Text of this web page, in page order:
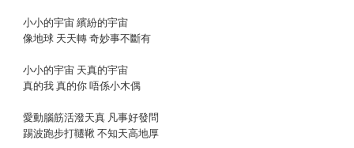
小小的宇宙 繽紛的宇宙
像地球 天天轉 奇妙事不斷有
小小的宇宙 天真的宇宙
真的我 真的你 唔係小木偶
愛動腦筋活潑天真 凡事好發問
踢波跑步打韆鞦 不知天高地厚